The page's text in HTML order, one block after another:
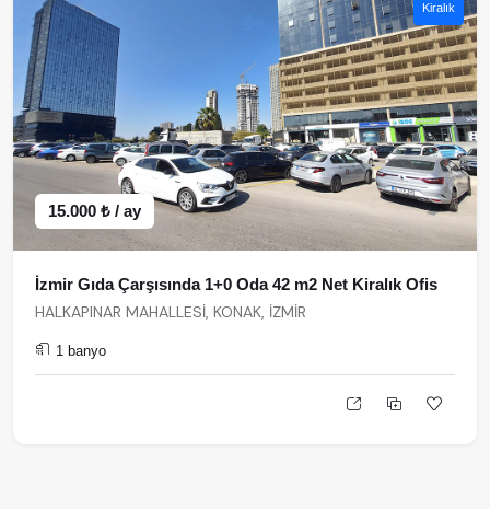
Kiralık
15.000 ₺ / ay
İzmir Gıda Çarşısında 1+0 Oda 42 m2 Net Kiralık Ofis
HALKAPINAR MAHALLESİ, KONAK, İZMİR
1 banyo